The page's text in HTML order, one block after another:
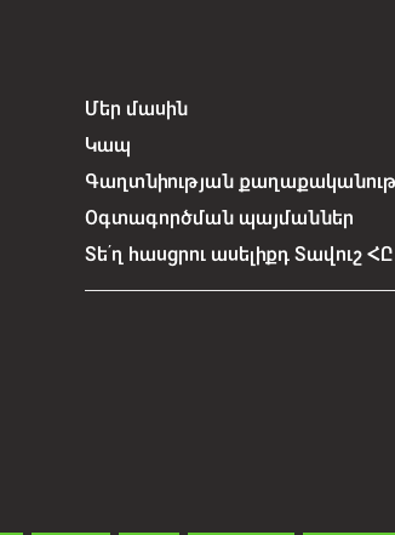
Մեր մասին
Կապ
Գաղտնիության
Օգտագործման պայմաններ
Տե՛ղ հասցրու ասելիքդ Տավուշ